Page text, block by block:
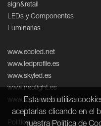
sign&retail
LEDs y Componentes
Luminarias
www.ecoled.net
www.ledprofile.es
www.skyled.es
www.neolight.es
www.signandretail.com
Política de cookies
Esta web utiliza
aceptarlas clicando en el